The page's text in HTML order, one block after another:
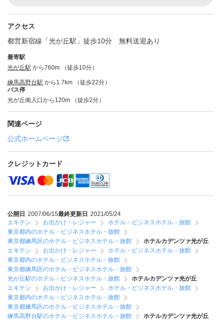
アクセス
都営新宿線「光が丘駅」徒歩10分 無料送迎あり
最寄駅
光が丘駅 から760m （徒歩10分）
練馬高野台駅 から1.7km （徒歩22分）
バス停
光が丘南入口から120m （徒歩2分）
関連ページ
公式ホームページ
クレジットカード
公開日 2007/06/15最終更新日 2021/05/24
エキテン
お出かけ・レジャー
ホテル・ビジネスホテル・旅館
東京都内のホテル・ビジネスホテル・旅館
東京都練馬区のホテル・ビジネスホテル・旅館
ホテルカデンツァ光が丘
エキテン
お出かけ・レジャー
ホテル・ビジネスホテル・旅館
東京都内のホテル・ビジネスホテル・旅館
東京都練馬区のホテル・ビジネスホテル・旅館
光が丘駅のホテル・ビジネスホテル・旅館
ホテルカデンツァ光が丘
エキテン
お出かけ・レジャー
ホテル・ビジネスホテル・旅館
東京都内のホテル・ビジネスホテル・旅館
東京都練馬区のホテル・ビジネスホテル・旅館
練馬高野台駅のホテル・ビジネスホテル・旅館
ホテルカデンツァ光が丘